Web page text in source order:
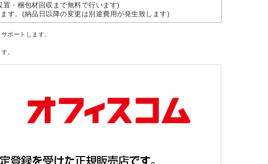
・梱包材回収まで無料で行います)
す。(納品日以降の変更は別途費用が発生致します)
ポートします。
。